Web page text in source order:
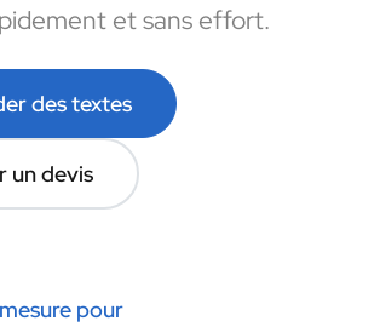
et sans effort.
des textes
un devis
pour